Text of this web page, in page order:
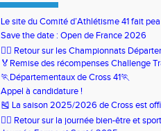
Le site du Comité d’Athlétisme 41 fait
Save the date : Open de France 2026
🏃‍♂️ Retour sur les Championnats
🏅Remise des récompenses Challenge
🏃Départementaux de Cross 41🏃
Appel à candidature !
🎽 La saison 2025/2026 de Cross est
🧘‍♀️ Retour sur la journée bien-être et